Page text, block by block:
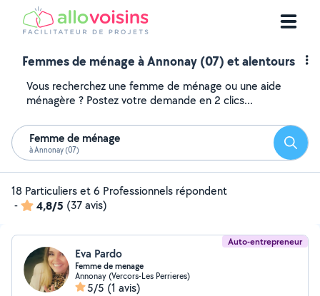
Femmes de ménage à Annonay (07) et alentours
Vous recherchez une femme de ménage ou une aide
ménagère ? Postez votre demande en 2 clics...
Femme de ménage
à Annonay (07)
18 Particuliers et 6 Professionnels répondent
-
4,8/5 (37 avis)
Auto-entrepreneur
Eva Pardo
Femme de menage
Annonay (Vercors-Les Perrieres)
5/5 (1 avis)